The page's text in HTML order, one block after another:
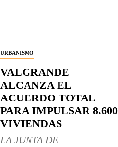
URBANISMO
VALGRANDE
ALCANZA EL
ACUERDO TOTAL
PARA IMPULSAR 8.600
VIVIENDAS
LA JUNTA DE